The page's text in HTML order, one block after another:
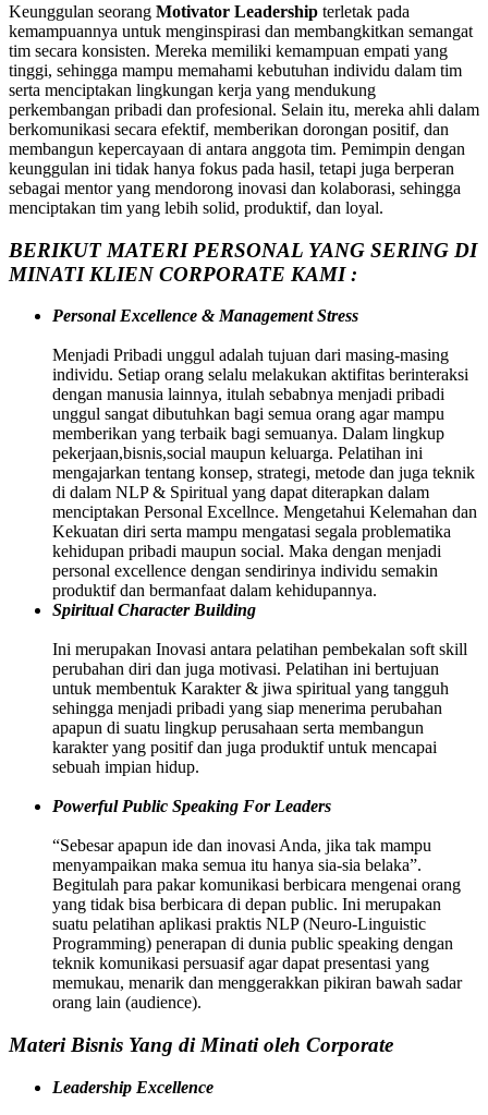
Keunggulan seorang Motivator Leadership terletak pada
kemampuannya untuk menginspirasi dan membangkitkan semangat
tim secara konsisten. Mereka memiliki kemampuan empati yang
tinggi, sehingga mampu memahami kebutuhan individu dalam tim
serta menciptakan lingkungan kerja yang mendukung
perkembangan pribadi dan profesional. Selain itu, mereka ahli dalam
berkomunikasi secara efektif, memberikan dorongan positif, dan
membangun kepercayaan di antara anggota tim. Pemimpin dengan
keunggulan ini tidak hanya fokus pada hasil, tetapi juga berperan
sebagai mentor yang mendorong inovasi dan kolaborasi, sehingga
menciptakan tim yang lebih solid, produktif, dan loyal.
BERIKUT MATERI PERSONAL YANG SERING DI
MINATI KLIEN CORPORATE KAMI :
Personal Excellence & Management Stress
Menjadi Pribadi unggul adalah tujuan dari masing-masing
individu. Setiap orang selalu melakukan aktifitas berinteraksi
dengan manusia lainnya, itulah sebabnya menjadi pribadi
unggul sangat dibutuhkan bagi semua orang agar mampu
memberikan yang terbaik bagi semuanya. Dalam lingkup
pekerjaan,bisnis,social maupun keluarga. Pelatihan ini
mengajarkan tentang konsep, strategi, metode dan juga teknik
di dalam NLP & Spiritual yang dapat diterapkan dalam
menciptakan Personal Excellnce. Mengetahui Kelemahan dan
Kekuatan diri serta mampu mengatasi segala problematika
kehidupan pribadi maupun social. Maka dengan menjadi
personal excellence dengan sendirinya individu semakin
produktif dan bermanfaat dalam kehidupannya.
Spiritual Character Building
Ini merupakan Inovasi antara pelatihan pembekalan soft skill
perubahan diri dan juga motivasi. Pelatihan ini bertujuan
untuk membentuk Karakter & jiwa spiritual yang tangguh
sehingga menjadi pribadi yang siap menerima perubahan
apapun di suatu lingkup perusahaan serta membangun
karakter yang positif dan juga produktif untuk mencapai
sebuah impian hidup.
Powerful Public Speaking For Leaders
“Sebesar apapun ide dan inovasi Anda, jika tak mampu
menyampaikan maka semua itu hanya sia-sia belaka”.
Begitulah para pakar komunikasi berbicara mengenai orang
yang tidak bisa berbicara di depan public. Ini merupakan
suatu pelatihan aplikasi praktis NLP (Neuro-Linguistic
Programming) penerapan di dunia public speaking dengan
teknik komunikasi persuasif agar dapat presentasi yang
memukau, menarik dan menggerakkan pikiran bawah sadar
orang lain (audience).
Materi Bisnis Yang di Minati oleh Corporate
Leadership Excellence